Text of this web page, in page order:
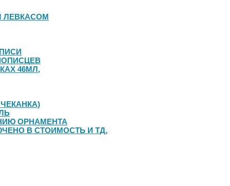
ЛЕВКАСОМ
46МЛ,
ОРНАМЕНТА
В СТОИМОСТЬ И ТД.